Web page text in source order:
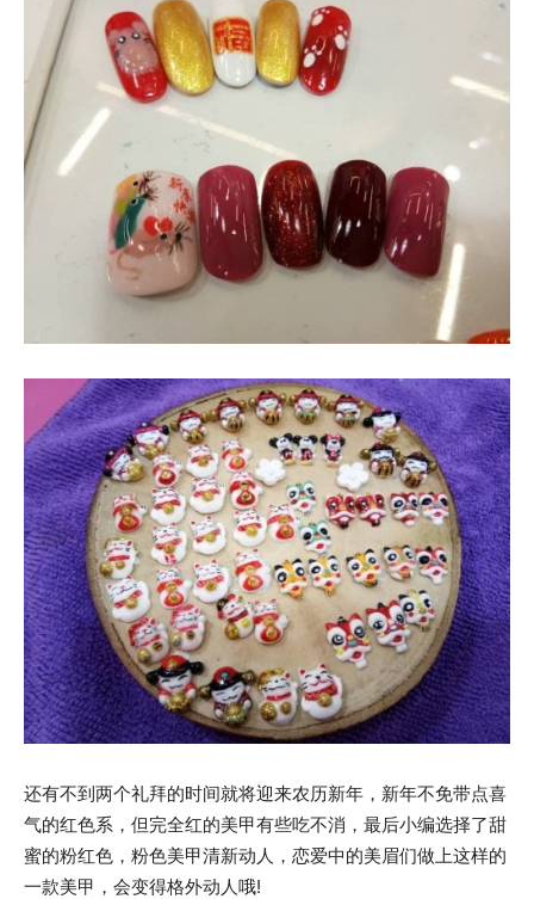
还有不到两个礼拜的时间就将迎来农历新年，新年不免带点喜
气的红色系，但完全红的美甲有些吃不消，最后小编选择了甜
蜜的粉红色，粉色美甲清新动人，恋爱中的美眉们做上这样的
一款美甲，会变得格外动人哦!